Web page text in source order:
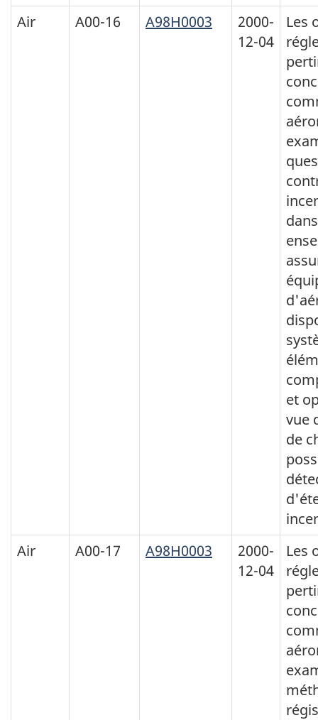
Air
A00-16 A98H0003
2000-
12-04
Les
et
vue
de
Air
A00-17 A98H0003
2000-
12-04
Les